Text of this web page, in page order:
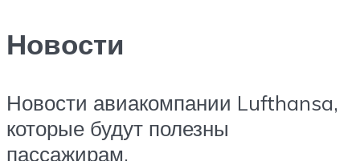
Новости
Новости авиакомпании Lufthansa,
которые будут полезны
пассажирам.